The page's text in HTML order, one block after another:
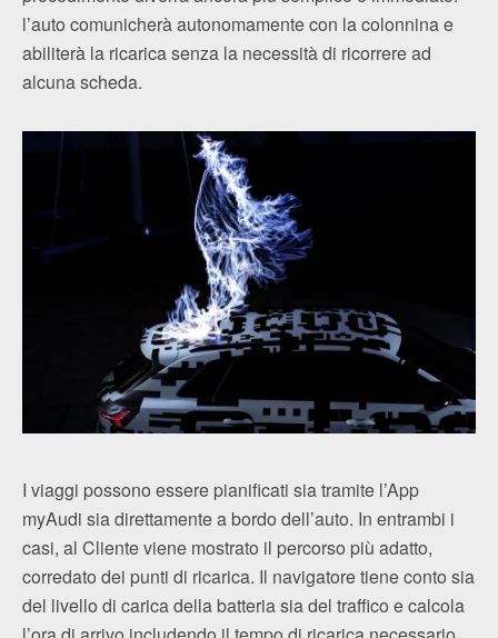
l’auto comunicherà autonomamente con la colonnina e
abiliterà la ricarica senza la necessità di ricorrere ad
alcuna scheda.
I viaggi possono essere pianificati sia tramite l’App
myAudi sia direttamente a bordo dell’auto. In entrambi i
casi, al Cliente viene mostrato il percorso più adatto,
corredato dei punti di ricarica. Il navigatore tiene conto sia
del livello di carica della batteria sia del traffico e calcola